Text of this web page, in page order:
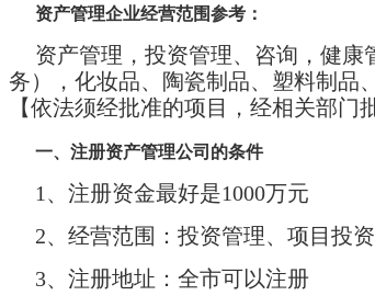
资产管理企业经营范围参考：
资产管理，投资管理、咨询，健
务），化妆品、陶瓷制品、塑料制品
【依法须经批准的项目，经相关部门
一、注册资产管理公司的条件
1、注册资金最好是1000万元
2、经营范围：投资管理、项目投
3、注册地址：全市可以注册